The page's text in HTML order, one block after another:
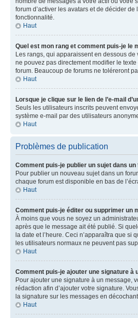
forum d’activer les avatars et de décider
fonctionnalité.
Haut
Quel est mon rang et comment puis-je le
Les rangs, qui apparaissent en dessous
ne pouvez pas directement modifier le
forum. Beaucoup de forums ne toléreront
Haut
Lorsque je clique sur le lien de l’e-mail
Seuls les utilisateurs inscrits peuvent
système e-mail par des utilisateurs
Haut
Problèmes de publication
Comment puis-je publier un sujet dans un
Pour publier un nouveau sujet dans un
chaque forum est disponible en bas de
Haut
Comment puis-je éditer ou supprimer un
À moins que vous ne soyez un
après que le message ait été publié. Si
la date et l’heure. Ceci n’apparaîtra que
les utilisateurs normaux ne peuvent pas
Haut
Comment puis-je ajouter une signature à
Pour ajouter une signature à un message,
rédaction afin d’ajouter votre signature.
la signature sur les messages en
Haut